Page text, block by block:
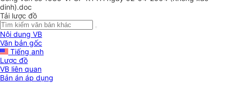
dinh).doc
Tải lược đồ
Nội dung VB
Văn bản gốc
Tiếng anh
Lược đồ
VB liên quan
Bản án áp dụng